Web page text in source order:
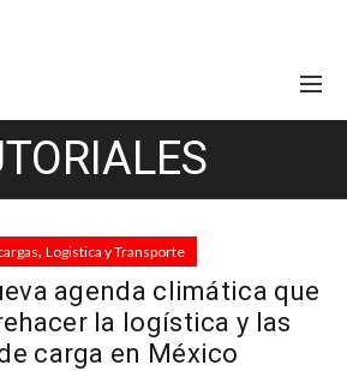
, Logistica y Transporte
agenda climática que
la logística y las
carga en México